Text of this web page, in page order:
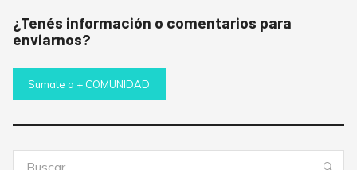
¿Tenés información o comentarios para
enviarnos?
Sumate a + COMUNIDAD